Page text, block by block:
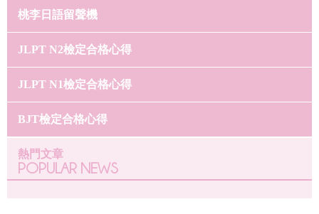
桃李日語留聲機
JLPT N2檢定合格心得
JLPT N1檢定合格心得
BJT檢定合格心得
熱門文章
POPULAR NEWS